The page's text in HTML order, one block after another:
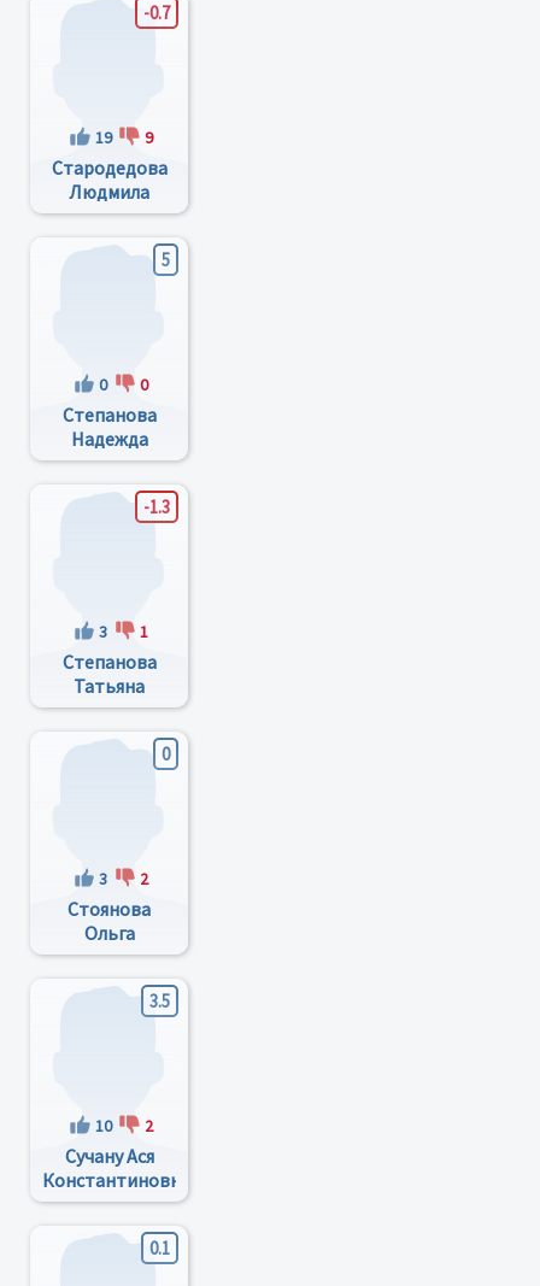
-0.7
19 9
Стародедова
Людмила
Валентиновна
5
0 0
Степанова
Надежда
Афанасьевна
-1.3
3 1
Степанова
Татьяна
Александровна
0
3 2
Стоянова
Ольга
Викторовна
3.5
10 2
Сучану Ася
Константиновна
0.1